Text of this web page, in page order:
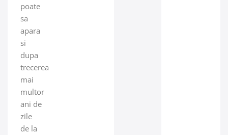
poate
sa
apara
si
dupa
trecerea
mai
multor
ani de
zile
de la